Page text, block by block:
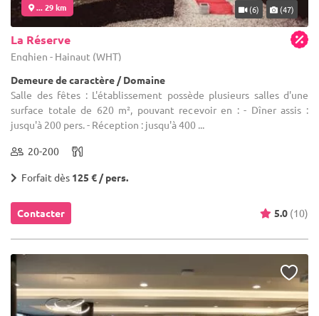
... 29 km (6) (47)
La Réserve
Enghien - Hainaut (WHT)
Demeure de caractère / Domaine
Salle des fêtes : L'établissement possède plusieurs salles d'une
surface totale de 620 m², pouvant recevoir en : - Dîner assis :
jusqu'à 200 pers. - Réception : jusqu'à 400 ...
20-200
Forfait dès 125 € / pers.
Contacter 5.0 (10)